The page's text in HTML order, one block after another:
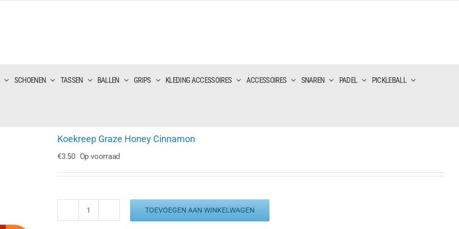
SCHOENEN TASSEN BALLEN GRIPS KLEDING ACCESSOIRES ACCESSOIRES SNAREN PADEL PICKLEBALL
Koekreep Graze Honey Cinnamon
€3.50 Op voorraad
Koekreep
TOEVOEGEN AAN WINKELWAGEN